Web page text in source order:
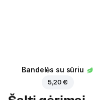
Bandelės su sūriu
5,20 €